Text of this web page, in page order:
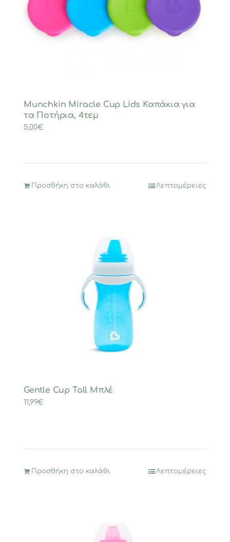
Munchkin Miracle Cup Lids Καπάκια για
τα Ποτήρια, 4τεμ
5,00€
Προσθήκη στο καλάθι Λεπτομέρειες
Gentle Cup Tall Μπλέ
11,99€
Προσθήκη στο καλάθι Λεπτομέρειες